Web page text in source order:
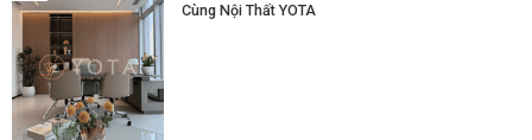
Cùng Nội Thất YOTA